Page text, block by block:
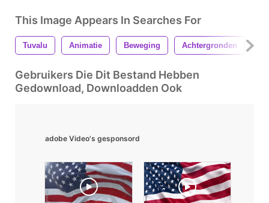
This Image Appears In Searches For
Tuvalu Animatie Beweging Achtergronden
Gebruikers Die Dit Bestand Hebben
Gedownload, Downloadden Ook
adobe Video's gesponsord